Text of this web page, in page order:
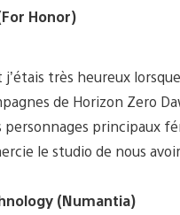
Honor)
très heureux
de Horizon Zero
principaux
le studio de nous
(Numantia)